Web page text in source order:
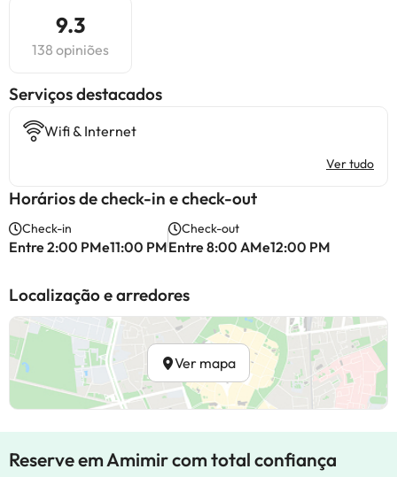
9.3
138 opiniões
Serviços destacados
Wifi & Internet
Ver tudo
Horários de check-in e check-out
Check-in
Entre 2:00 PMe11:00 PM
Check-out
Entre 8:00 AMe12:00 PM
Localização e arredores
Ver mapa
Reserve em Amimir com total confiança